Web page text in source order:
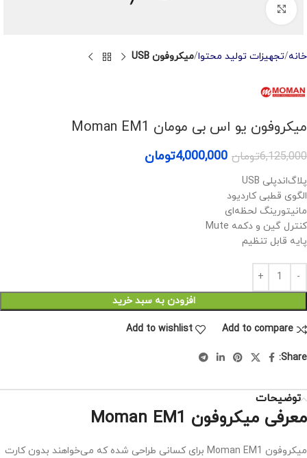
خانه تجهیزات تولید محتوا میکروفون USB
میکروفون یو اس بی مومان Moman EM1
6,125,000تومان 4,000,000تومان
پلاگ‌اند‌پلی USB
الگوی قطبی کاردیود
مانیتورینگ لحظه‌ای
کنترل گین و دکمه Mute
پایه قابل تنظیم
افزودن به سبد خرید
Add to compare
Add to wishlist
Share:
توضیحات
معرفی میکروفون Moman EM1
میکروفون Moman EM1 برای کسانی طراحی شده که می‌خواهند بدون کارت